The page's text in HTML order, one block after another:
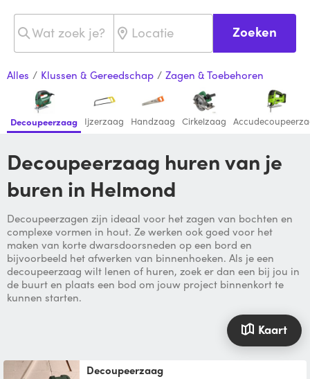
Zoeken
Alles / Klussen & Gereedschap / Zagen & Toebehoren
Decoupeerzaag Ijzerzaag Handzaag Cirkelzaag
Decoupeerzaag huren van je
buren in Helmond
Decoupeerzagen zijn ideaal voor het zagen van bochten en
complexe vormen in hout. Ze werken ook goed voor het
maken van korte dwarsdoorsneden op een bord en
bijvoorbeeld het afwerken van binnenhoeken. Als je een
decoupeerzaag wilt lenen of huren, zoek er dan een bij jou in
de buurt en plaats een bod om jouw project binnenkort te
kunnen starten.
Kaart
Decoupeerzaag